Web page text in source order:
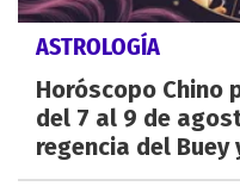
ASTROLOGÍA
Horóscopo Chino
del 7 al 9 de
regencia del Buey